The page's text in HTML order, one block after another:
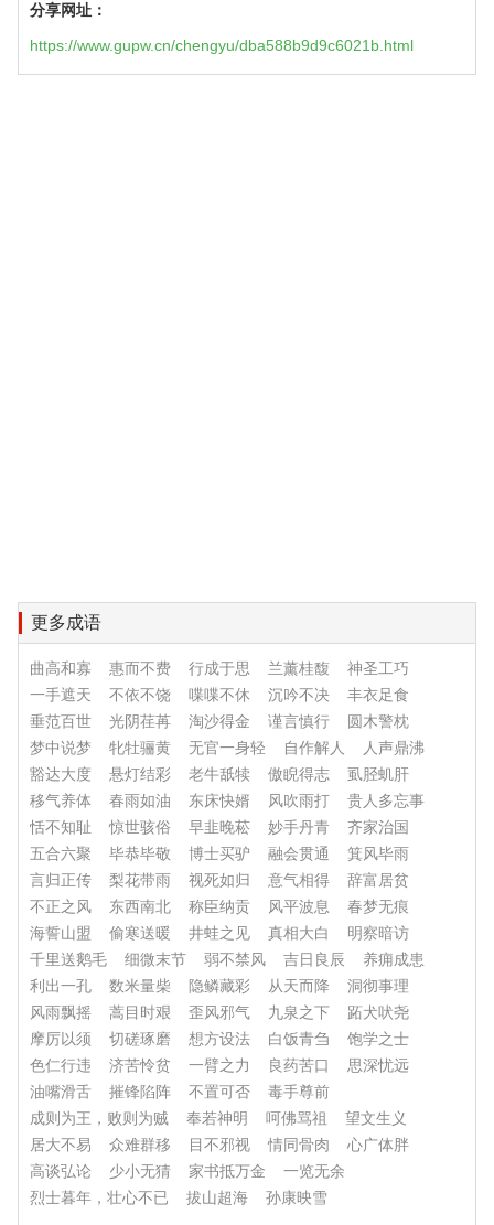
分享网址：
https://www.gupw.cn/chengyu/dba588b9d9c6021b.html
更多成语
曲高和寡 惠而不费 行成于思 兰薰桂馥
神圣工巧
一手遮天
不依不饶 喋喋不休 沉吟不决
丰衣足食
垂范百世
光阴荏苒 淘沙得金 谨言慎行
圆木警枕
梦中说梦
牝牡骊黄 无官一身轻 自作解人
人声鼎沸
豁达大度
悬灯结彩 老牛舐犊 傲睨得志
虱胫虮肝
移气养体
春雨如油 东床快婿 风吹雨打
贵人多忘事
恬不知耻
惊世骇俗 早韭晚菘 妙手丹青
齐家治国
五合六聚
毕恭毕敬 博士买驴 融会贯通
箕风毕雨
言归正传
梨花带雨 视死如归 意气相得
辞富居贫
不正之风
东西南北 称臣纳贡 风平波息
春梦无痕
海誓山盟
偷寒送暖 井蛙之见 真相大白
明察暗访
千里送鹅毛
细微末节 弱不禁风 吉日良辰
养痈成患
利出一孔
数米量柴 隐鳞藏彩 从天而降
洞彻事理
风雨飘摇
蒿目时艰 歪风邪气 九泉之下
跖犬吠尧
摩厉以须
切磋琢磨 想方设法 白饭青刍
饱学之士
色仁行违
济苦怜贫 一臂之力 良药苦口
思深忧远
油嘴滑舌
摧锋陷阵 不置可否
毒手尊前
成则为王，败则为贼
奉若神明 呵佛骂祖
望文生义
居大不易
众难群移 目不邪视 情同骨肉
心广体胖
高谈弘论
少小无猜 家书抵万金
一览无余
烈士暮年，壮心不已
拔山超海 孙康映雪